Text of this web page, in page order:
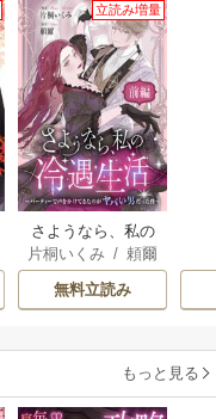
立読み増量
さようなら、私の
冷遇生活 ～パーテ
ィーで声をかけて
きたのがヤバい男
片桐いくみ /頼爾
無料立読み
もっと見る